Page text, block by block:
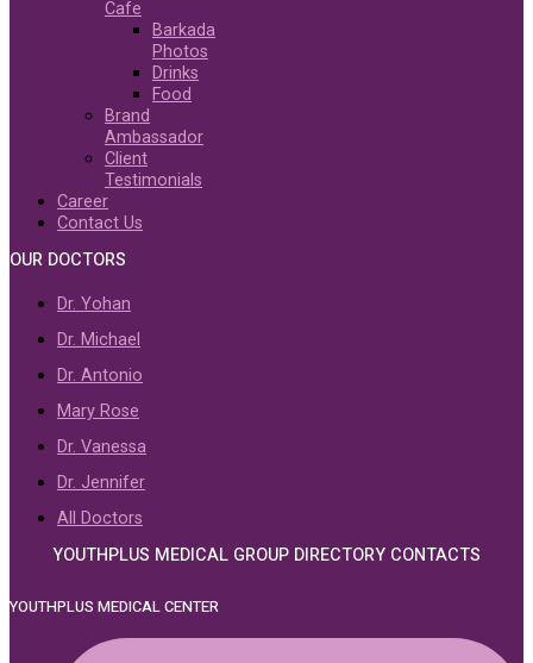
Cafe
Barkada
Photos
Drinks
Food
Brand
Ambassador
Client
Testimonials
Career
Contact Us
OUR DOCTORS
Dr. Yohan
Dr. Michael
Dr. Antonio
Mary Rose
Dr. Vanessa
Dr. Jennifer
All Doctors
YOUTHPLUS MEDICAL GROUP DIRECTORY CONTACTS
YOUTHPLUS MEDICAL CENTER